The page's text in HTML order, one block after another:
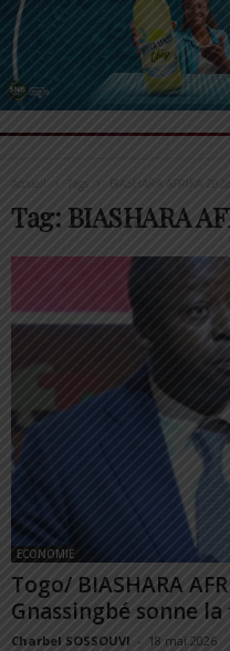
Tags BIASHARA AFRIKA 2026
Tag: BIASHARA
ECONOMIE
Togo/ BIASHARA
Gnassingbé sonne la
Charbel SOSSOUVI - 18 mai 2026